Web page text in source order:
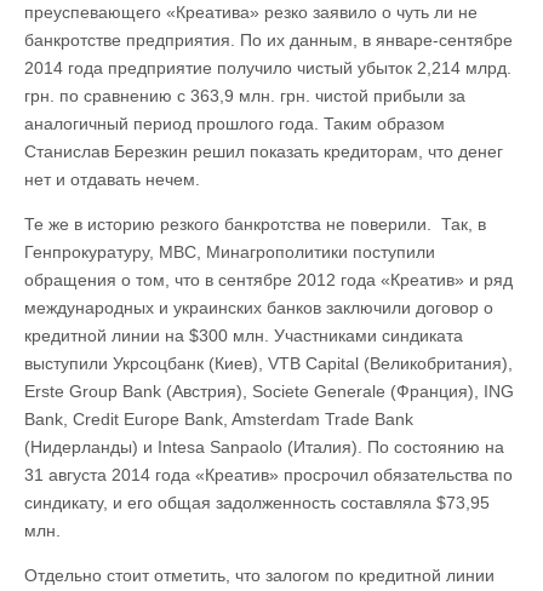
преуспевающего «Креатива» резко заявило о чуть ли не
банкротстве предприятия. По их данным, в январе-сентябре
2014 года предприятие получило чистый убыток 2,214 млрд.
грн. по сравнению с 363,9 млн. грн. чистой прибыли за
аналогичный период прошлого года. Таким образом
Станислав Березкин решил показать кредиторам, что денег
нет и отдавать нечем.
Те же в историю резкого банкротства не поверили. Так, в
Генпрокуратуру, МВС, Минагрополитики поступили
обращения о том, что в сентябре 2012 года «Креатив» и ряд
международных и украинских банков заключили договор о
кредитной линии на $300 млн. Участниками синдиката
выступили Укрсоцбанк (Киев), VTB Capital (Великобритания),
Erste Group Bank (Австрия), Societe Generale (Франция), ING
Bank, Credit Europe Bank, Amsterdam Trade Bank
(Нидерланды) и Intesa Sanpaolo (Италия). По состоянию на
31 августа 2014 года «Креатив» просрочил обязательства по
синдикату, и его общая задолженность составляла $73,95
млн.
Отдельно стоит отметить, что залогом по кредитной линии